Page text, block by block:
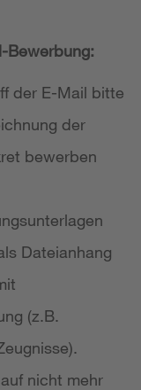
Bewerbung:
der E-Mail bitte
der
bewerben
Dateianhang
(z.B.
nicht mehr